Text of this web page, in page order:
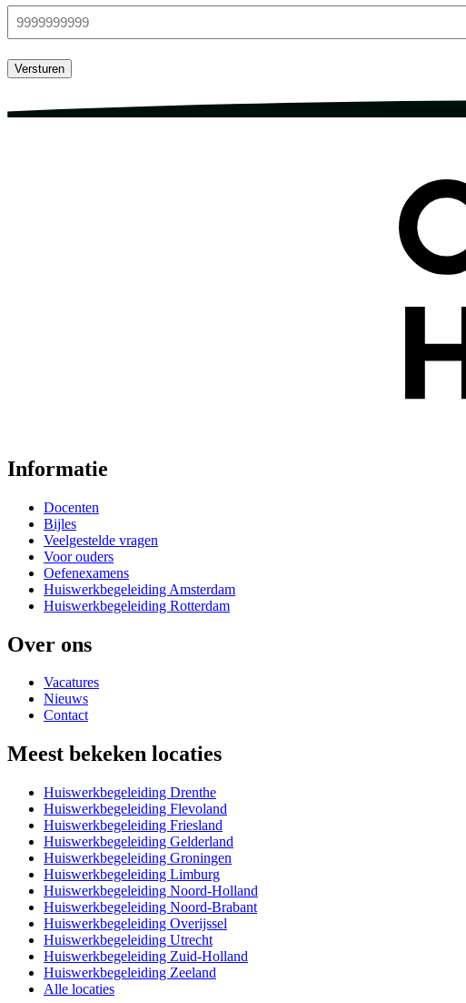
Versturen
Informatie
Docenten
Bijles
Veelgestelde vragen
Voor ouders
Oefenexamens
Huiswerkbegeleiding Amsterdam
Huiswerkbegeleiding Rotterdam
Over ons
Vacatures
Nieuws
Contact
Meest bekeken locaties
Huiswerkbegeleiding Drenthe
Huiswerkbegeleiding Flevoland
Huiswerkbegeleiding Friesland
Huiswerkbegeleiding Gelderland
Huiswerkbegeleiding Groningen
Huiswerkbegeleiding Limburg
Huiswerkbegeleiding Noord-Holland
Huiswerkbegeleiding Noord-Brabant
Huiswerkbegeleiding Overijssel
Huiswerkbegeleiding Utrecht
Huiswerkbegeleiding Zuid-Holland
Huiswerkbegeleiding Zeeland
Alle locaties